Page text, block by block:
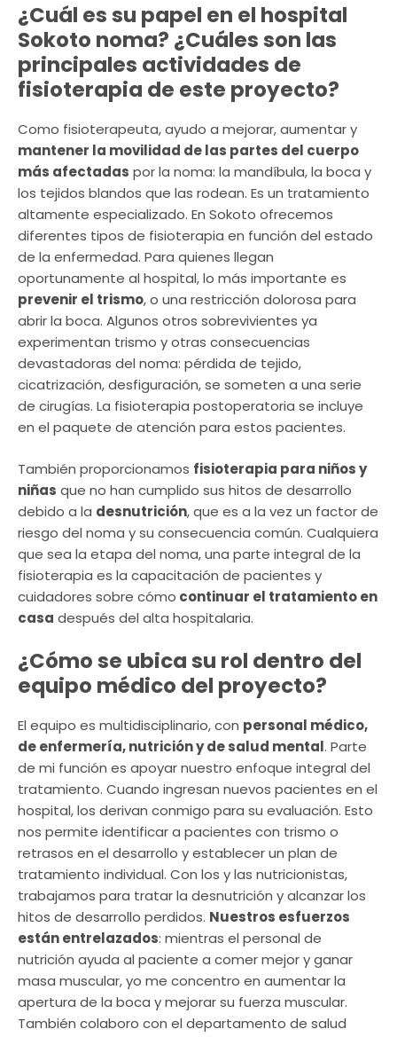
¿Cuál es su papel en el hospital
Sokoto noma? ¿Cuáles son las
principales actividades de
fisioterapia de este proyecto?
Como fisioterapeuta, ayudo a mejorar, aumentar y
mantener la movilidad de las partes del cuerpo
más afectadas por la noma: la mandíbula, la boca y
los tejidos blandos que las rodean. Es un tratamiento
altamente especializado. En Sokoto ofrecemos
diferentes tipos de fisioterapia en función del estado
de la enfermedad. Para quienes llegan
oportunamente al hospital, lo más importante es
prevenir el trismo, o una restricción dolorosa para
abrir la boca. Algunos otros sobrevivientes ya
experimentan trismo y otras consecuencias
devastadoras del noma: pérdida de tejido,
cicatrización, desfiguración, se someten a una serie
de cirugías. La fisioterapia postoperatoria se incluye
en el paquete de atención para estos pacientes.
También proporcionamos fisioterapia para niños y
niñas que no han cumplido sus hitos de desarrollo
debido a la desnutrición, que es a la vez un factor de
riesgo del noma y su consecuencia común. Cualquiera
que sea la etapa del noma, una parte integral de la
fisioterapia es la capacitación de pacientes y
cuidadores sobre cómo continuar el tratamiento en
casa después del alta hospitalaria.
¿Cómo se ubica su rol dentro del
equipo médico del proyecto?
El equipo es multidisciplinario, con personal médico,
de enfermería, nutrición y de salud mental. Parte
de mi función es apoyar nuestro enfoque integral del
tratamiento. Cuando ingresan nuevos pacientes en el
hospital, los derivan conmigo para su evaluación. Esto
nos permite identificar a pacientes con trismo o
retrasos en el desarrollo y establecer un plan de
tratamiento individual. Con los y las nutricionistas,
trabajamos para tratar la desnutrición y alcanzar los
hitos de desarrollo perdidos. Nuestros esfuerzos
están entrelazados: mientras el personal de
nutrición ayuda al paciente a comer mejor y ganar
masa muscular, yo me concentro en aumentar la
apertura de la boca y mejorar su fuerza muscular.
También colaboro con el departamento de salud